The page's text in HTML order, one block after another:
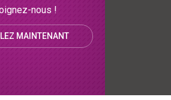
nous !
MAINTENANT